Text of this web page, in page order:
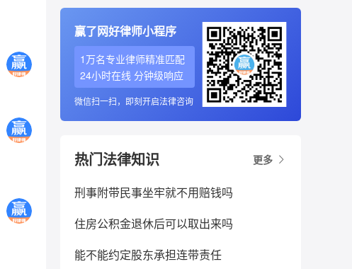
赢了网好律师小程序
1万名专业律师精准匹配
24小时在线 分钟级响应
微信扫一扫，即刻开启法律咨询
热门法律知识 更多
刑事附带民事坐牢就不用赔钱吗
住房公积金退休后可以取出来吗
能不能约定股东承担连带责任